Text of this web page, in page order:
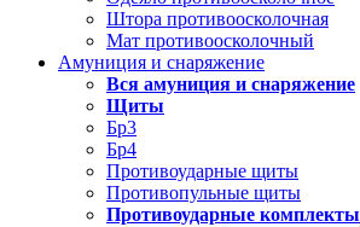
Штора противоосколочная
Мат противоосколочный
Амуниция и снаряжение
Вся амуниция и снаряжение
Щиты
Бр3
Бр4
Противоударные щиты
Противопульные щиты
Противоударные комплекты